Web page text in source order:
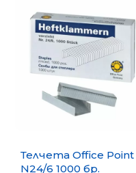
Телчета Office Point
N24/6 1000 бр.